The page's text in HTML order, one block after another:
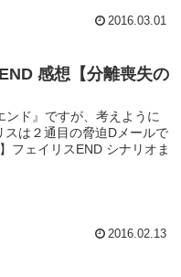
2016.03.01
感想【分離喪失の
ンド』ですが、考えように
スは２通目の脅迫Dメールで
フェイリスEND シナリオま
2016.02.13